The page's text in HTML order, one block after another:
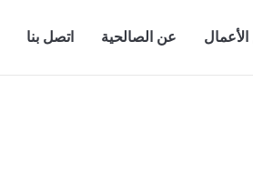
عن الصالحية اتصل بنا